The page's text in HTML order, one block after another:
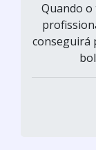
Quando o
conseguirá